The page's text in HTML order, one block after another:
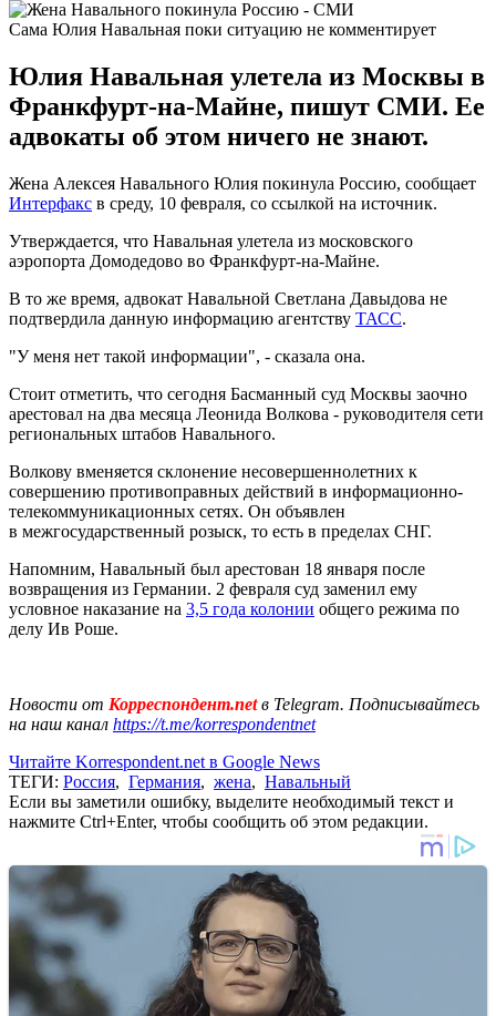
Сама Юлия Навальная поки ситуацию не комментирует
Юлия Навальная улетела из Москвы в
Франкфурт-на-Майне, пишут СМИ. Ее
адвокаты об этом ничего не знают.
Жена Алексея Навального Юлия покинула Россию, сообщает
Интерфакс в среду, 10 февраля, со ссылкой на источник.
Утверждается, что Навальная улетела из московского
аэропорта Домодедово во Франкфурт-на-Майне.
В то же время, адвокат Навальной Светлана Давыдова не
подтвердила данную информацию агентству ТАСС.
"У меня нет такой информации", - сказала она.
Стоит отметить, что сегодня Басманный суд Москвы заочно
арестовал на два месяца Леонида Волкова - руководителя сети
региональных штабов Навального.
Волкову вменяется склонение несовершеннолетних к
совершению противоправных действий в информационно-
телекоммуникационных сетях. Он объявлен
в межгосударственный розыск, то есть в пределах СНГ.
Напомним, Навальный был арестован 18 января после
возвращения из Германии. 2 февраля суд заменил ему
условное наказание на 3,5 года колонии общего режима по
делу Ив Роше.
Новости от Корреспондент.netв Telegram. Подписывайтесь
на наш канал https://t.me/korrespondentnet
Читайте Korrespondent.net в Google News
ТЕГИ: Россия, Германия, жена, Навальный
Если вы заметили ошибку, выделите необходимый текст и
нажмите Ctrl+Enter, чтобы сообщить об этом редакции.